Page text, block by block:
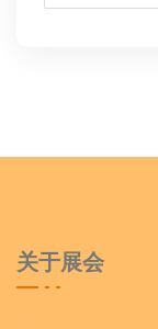
关于展会